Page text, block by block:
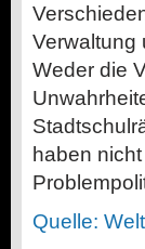
Verwaltung
Weder die
haben
Quelle: